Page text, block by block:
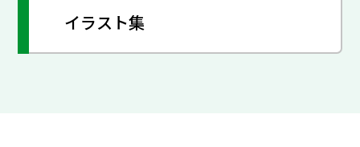
イラスト集